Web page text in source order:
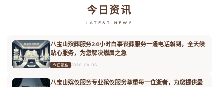
今日资讯
LATEST NEWS
八宝山殡葬服务24小时白事丧葬服务一通电话就到，全天候
贴心服务，为您解决燃眉之急
今日最佳 2026-08-06
八宝山殡仪服务专业殡仪服务尊重每一位逝者，为您提供最